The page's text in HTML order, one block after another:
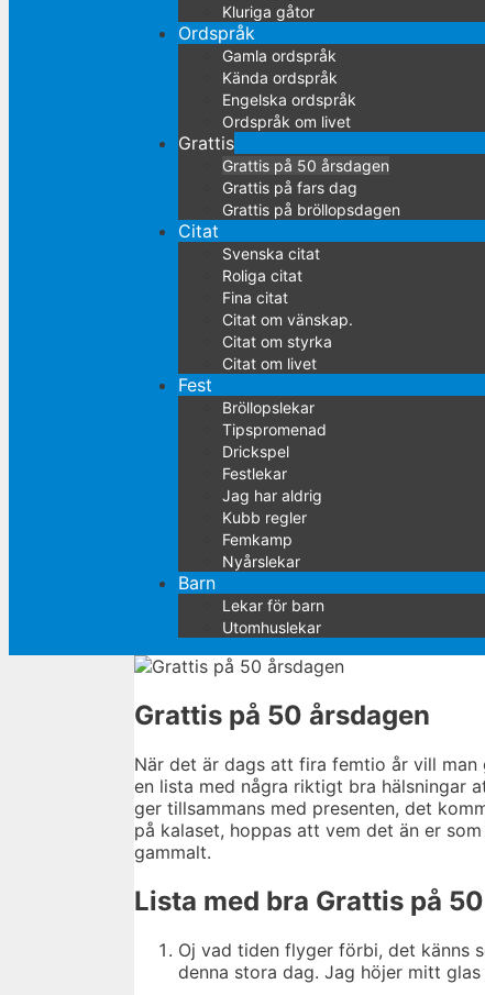
Kluriga gåtor
Ordspråk
Gamla ordspråk
Kända ordspråk
Engelska ordspråk
Ordspråk om livet
Grattis
Grattis på 50 årsdagen
Grattis på fars dag
Grattis på bröllopsdagen
Citat
Svenska citat
Roliga citat
Fina citat
Citat om vänskap.
Citat om styrka
Citat om livet
Fest
Bröllopslekar
Tipspromenad
Drickspel
Festlekar
Jag har aldrig
Kubb regler
Femkamp
Nyårslekar
Barn
Lekar för barn
Utomhuslekar
Grattis på 50 årsdagen
När det är dags att fira femtio år vill
en lista med några riktigt bra hälsningar
ger tillsammans med presenten, det
på kalaset, hoppas att vem det än er
gammalt.
Lista med bra Grattis på
Oj vad tiden flyger förbi, det känns
denna stora dag. Jag höjer mitt